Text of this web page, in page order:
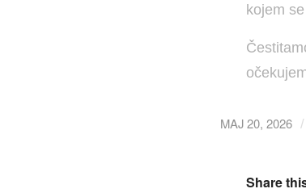
kojem
MAJ 20, 2026 /
Share